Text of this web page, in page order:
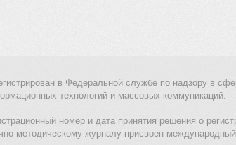
в Федеральной службе по надзору в
технологий и массовых коммуникаций.
номер и дата принятия решения о
методическому журналу присвоен